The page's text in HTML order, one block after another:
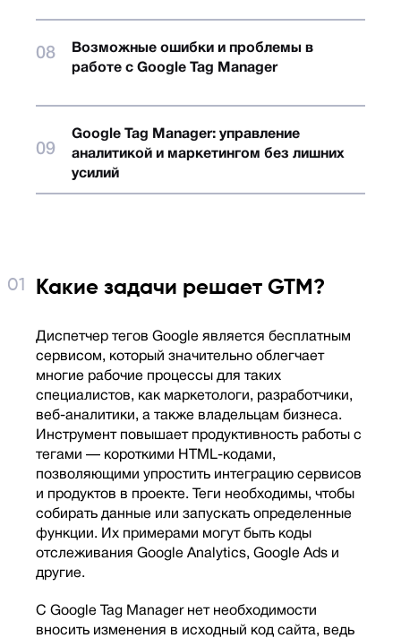
Возможные ошибки и проблемы в
работе с Google Tag Manager
Google Tag Manager: управление
аналитикой и маркетингом без лишних
усилий
Какие задачи решает GTM?
Диспетчер тегов Google является бесплатным
сервисом, который значительно облегчает
многие рабочие процессы для таких
специалистов, как маркетологи, разработчики,
веб-аналитики, а также владельцам бизнеса.
Инструмент повышает продуктивность работы с
тегами — короткими HTML-кодами,
позволяющими упростить интеграцию сервисов
и продуктов в проекте. Теги необходимы, чтобы
собирать данные или запускать определенные
функции. Их примерами могут быть коды
отслеживания Google Analytics, Google Ads и
другие.
С Google Tag Manager нет необходимости
вносить изменения в исходный код сайта, ведь